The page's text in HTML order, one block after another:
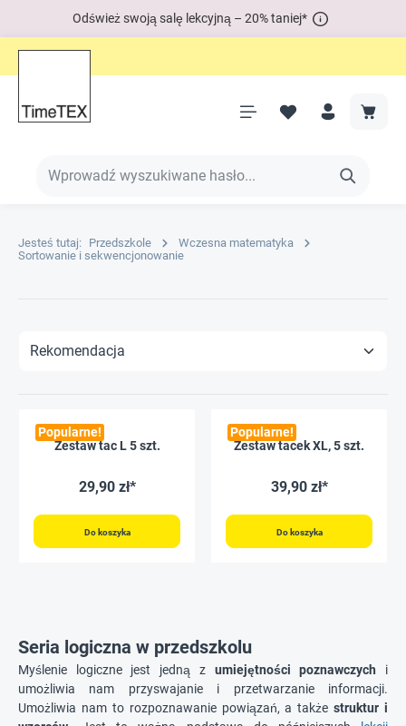
Odśwież swoją salę lekcyjną – 20% taniej*
Jesteś tutaj: Przedszkole
Wczesna matematyka
Sortowanie i sekwencjonowanie
Popularne!
Zestaw tac L 5 szt.
29,90 zł*
Do koszyka
Popularne!
Zestaw tacek XL, 5 szt.
39,90 zł*
Do koszyka
Seria logiczna w przedszkolu
Myślenie logiczne jest jedną z umiejętności poznawczych i
umożliwia nam przyswajanie i przetwarzanie informacji.
Umożliwia nam to rozpoznawanie powiązań, a takżestruktur i